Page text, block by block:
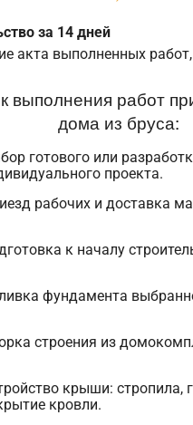
за 14 дней
акта выполненных
выполнения работ
дома из бруса:
готового или
проекта.
рабочих и доставка
к началу
фундамента
строения из
крыши: стропила,
кровли.